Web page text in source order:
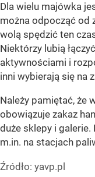
Dla wielu majówka
można odpocząć od
wolą spędzić ten
Niektórzy lubią
aktywnościami i
inni wybierają się na
Należy pamiętać, że
obowiązuje zakaz
duże sklepy i
m.in. na stacjach
Źródło: yavp.pl